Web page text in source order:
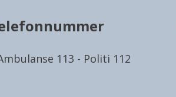
113 - Politi 112